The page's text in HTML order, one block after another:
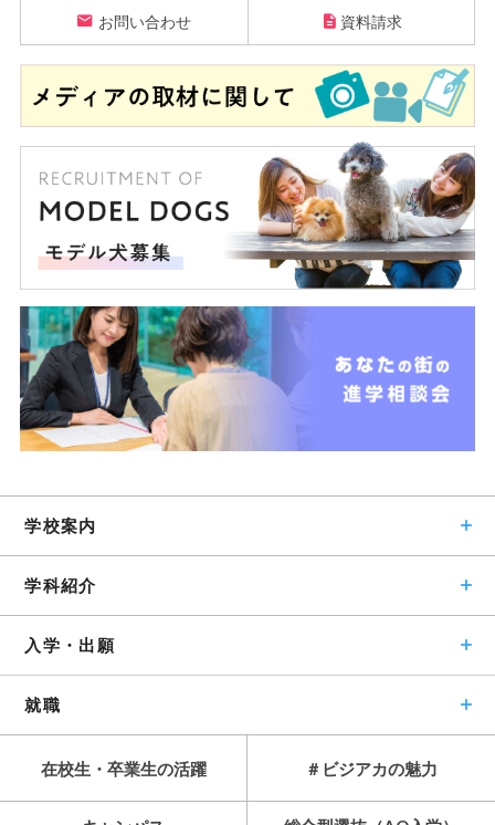
お問い合わせ 資料請求
学校案内
学科紹介
入学・出願
就職
在校生・卒業生の活躍 ＃ビジアカの魅力